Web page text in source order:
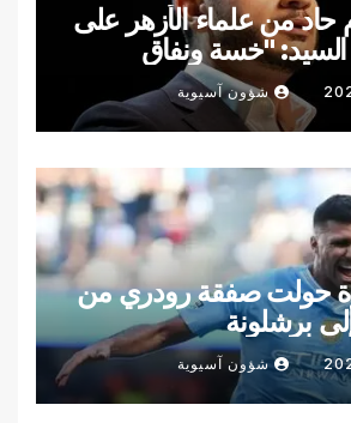
من علماء الأزهر على
"خسة ونفاق
شؤون آسيوية
حولت صفقة رودري من
برشلونة
شؤون آسيوية